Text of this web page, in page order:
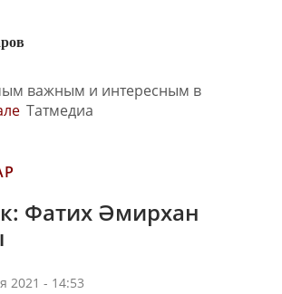
важным и интересным в
Татмедиа
Фатих Әмирхан
2021 - 14:53